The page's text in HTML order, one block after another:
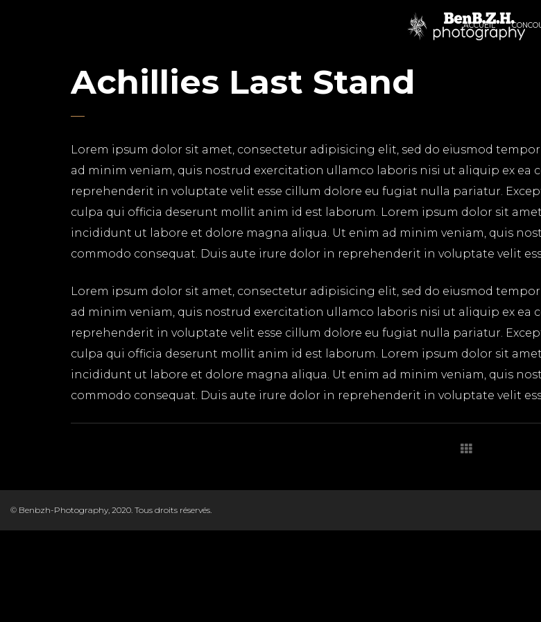
ACCUEIL
Achillies Last Stand
Lorem ipsum dolor sit amet, consectetur adipisicing elit, sed do eiusmod
ad minim veniam, quis nostrud exercitation ullamco laboris nisi ut aliquip ex ea
reprehenderit in voluptate velit esse cillum dolore eu fugiat nulla pariatur.
culpa qui officia deserunt mollit anim id est laborum. Lorem ipsum dolor sit
incididunt ut labore et dolore magna aliqua. Ut enim ad minim veniam, quis
commodo consequat. Duis aute irure dolor in reprehenderit in voluptate velit
Lorem ipsum dolor sit amet, consectetur adipisicing elit, sed do eiusmod
ad minim veniam, quis nostrud exercitation ullamco laboris nisi ut aliquip ex ea
reprehenderit in voluptate velit esse cillum dolore eu fugiat nulla pariatur.
culpa qui officia deserunt mollit anim id est laborum. Lorem ipsum dolor sit
incididunt ut labore et dolore magna aliqua. Ut enim ad minim veniam, quis
commodo consequat. Duis aute irure dolor in reprehenderit in voluptate velit
© Benbzh-Photography, 2020. Tous droits réservés.